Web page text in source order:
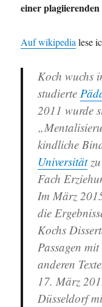
einer
Auf wikipedialese
Koch wuchs
studierte
2011 wurde
kindliche
Universität
Fach
Im März
die
Kochs
Passagen
anderen
17. März
Düsseldorf